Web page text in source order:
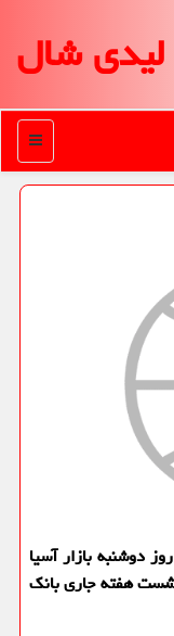
لیدی شال
منو
دوشنبه بازار آسیا
هفته جاری بانك